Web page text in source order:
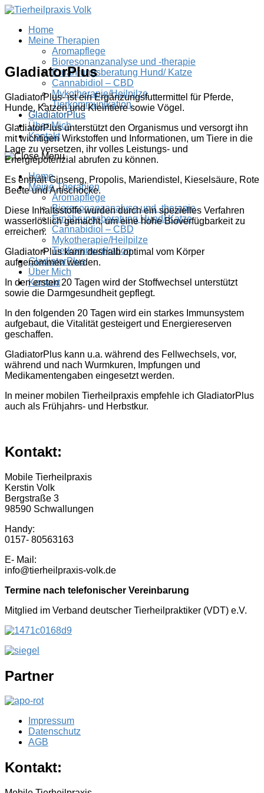
Home
Meine Therapien
Aromapflege
Bioresonanzanalyse und -therapie
Ernährungsberatung Hund/ Katze
Cannabidiol – CBD
Mykotherapie/Heilpilze
Tierkommunikation
GladiatorPlus
Über Mich
Kontakt
Home
Meine Therapien
Aromapflege
Bioresonanzanalyse und -therapie
Ernährungsberatung Hund/ Katze
Cannabidiol – CBD
Mykotherapie/Heilpilze
Tierkommunikation
GladiatorPlus
Über Mich
Kontakt
GladiatorPlus
GladiatorPlus- ist ein Ergänzungsfuttermittel für Pferde,
Hunde, Katzen und Kleintiere sowie Vögel.
GladiatorPlus unterstützt den Organismus und versorgt ihn
mit wichtigen Wirkstoffen und Informationen, um Tiere in die
Lage zu versetzen, ihr volles Leistungs- und
Energiepotenzial abrufen zu können.
Es enthält Ginseng, Propolis, Mariendistel, Kieselsäure, Rote
Beete und Artischocke.
Diese Inhaltsstoffe wurden durch ein spezielles Verfahren
wasserlöslich gemacht, um eine hohe Bioverfügbarkeit zu
erreichen.
GladiatorPlus kann deshalb optimal vom Körper
aufgenommen werden.
In den ersten 20 Tagen wird der Stoffwechsel unterstützt
sowie die Darmgesundheit gepflegt.
In den folgenden 20 Tagen wird ein starkes Immunsystem
aufgebaut, die Vitalität gesteigert und Energiereserven
geschaffen.
GladiatorPlus kann u.a. während des Fellwechsels, vor,
während und nach Wurmkuren, Impfungen und
Medikamentengaben eingesetzt werden.
In meiner mobilen Tierheilpraxis empfehle ich GladiatorPlus
auch als Frühjahrs- und Herbstkur.
Kontakt:
Mobile Tierheilpraxis
Kerstin Volk
Bergstraße 3
98590 Schwallungen
Handy:
0157- 80563163
E- Mail:
info@tierheilpraxis-volk.de
Termine nach telefonischer Vereinbarung
Mitglied im Verband deutscher Tierheilpraktiker (VDT) e.V.
Partner
Impressum
Datenschutz
AGB
Kontakt: